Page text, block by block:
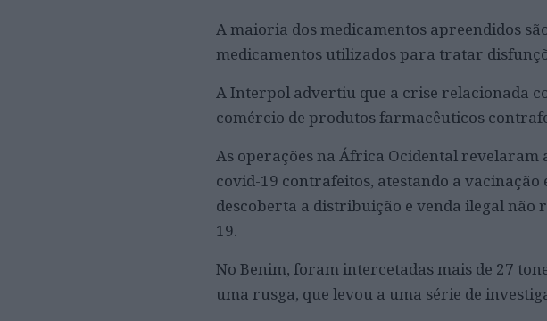
A maioria dos medicamentos apreendidos
medicamentos utilizados para tratar
A Interpol advertiu que a crise relacionada
comércio de produtos farmacêuticos
As operações na África Ocidental
covid-19 contrafeitos, atestando a
descoberta a distribuição e venda ilegal
19.
No Benim, foram intercetadas mais de 27
uma rusga, que levou a uma série de